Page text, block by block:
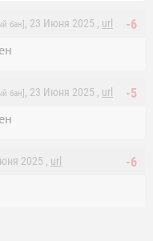
-6
бан] , 23 Июня 2025 , url
-5
бан] , 23 Июня 2025 , url
-6
2025 , url